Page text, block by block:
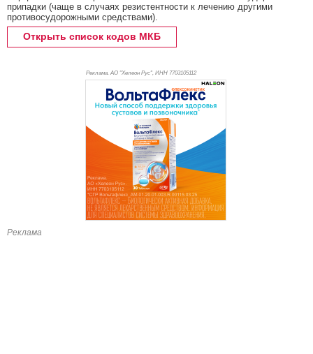
припадки (чаще в случаях резистентности к лечению другими
противосудорожными средствами).
Открыть список кодов МКБ
Реклама. АО "Хелеон Рус", ИНН 7703105112
Реклама